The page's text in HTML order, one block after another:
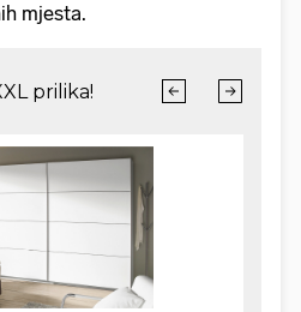
mjesta.